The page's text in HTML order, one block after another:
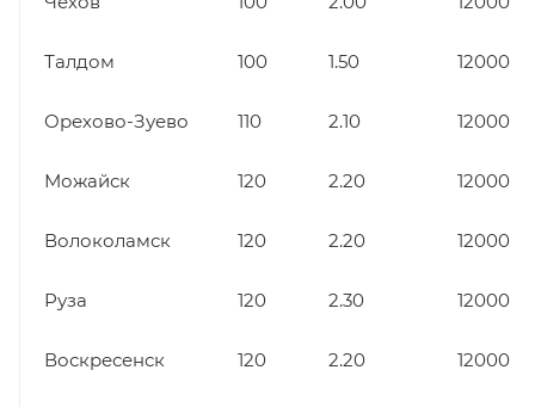
Талдом 100 1.50 12000
Орехово-Зуево 110 2.10 12000
Можайск 120 2.20 12000
Волоколамск 120 2.20 12000
Руза 120 2.30 12000
Воскресенск 120 2.20 12000